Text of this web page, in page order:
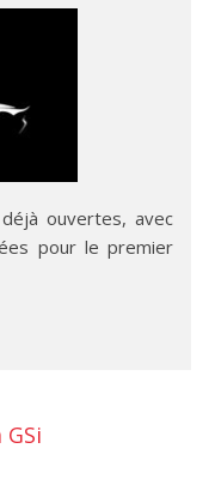
ouvertes, avec
pour le premier